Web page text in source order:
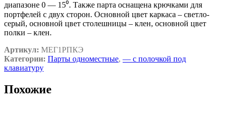
диапазоне 0 — 15⁰. Также парта оснащена крючками для
портфелей с двух сторон. Основной цвет каркаса – светло-
серый, основной цвет столешницы – клен, основной цвет
полки – клен.
Артикул: МЕГ1РПКЭ
Категории: Парты одноместные, — c полочкой под
клавиатуру
Похожие